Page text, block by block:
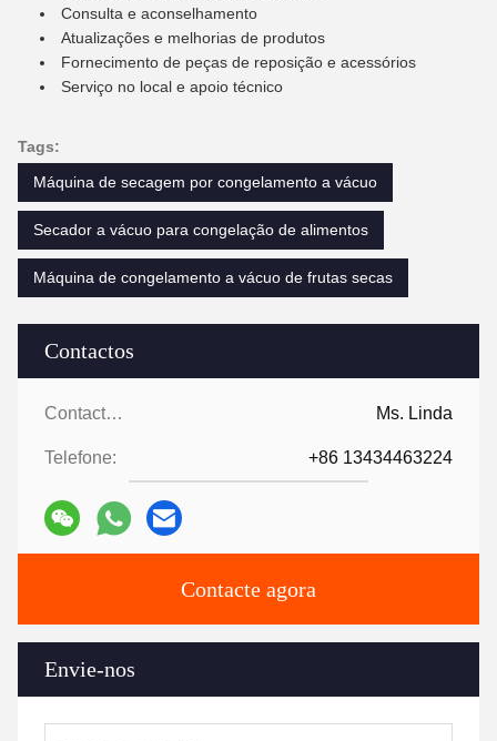
Contactos
Contactos: Ms. Linda
Telefone: +86 13434463224
Contacte agora
Envie-nos
Consulta e aconselhamento
Atualizações e melhorias de produtos
Fornecimento de peças de reposição e acessórios
Serviço no local e apoio técnico
Tags:
Máquina de secagem por congelamento a vácuo
Secador a vácuo para congelação de alimentos
Máquina de congelamento a vácuo de frutas secas